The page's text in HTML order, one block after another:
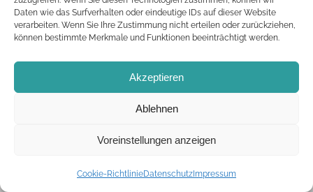
Daten wie das Surfverhalten oder eindeutige IDs auf dieser Website
verarbeiten. Wenn Sie Ihre Zustimmung nicht erteilen oder zurückziehen,
können bestimmte Merkmale und Funktionen beeinträchtigt werden.
Akzeptieren
Ablehnen
Voreinstellungen anzeigen
Cookie-RichtlinieDatenschutz Impressum
AGB|Widerruf| Umsetzung durchIT for your needs
FacebookInstagram